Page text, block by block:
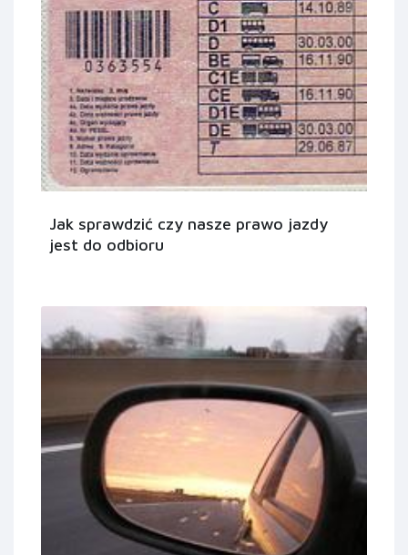
Jak sprawdzić czy nasze prawo jazdy
jest do odbioru